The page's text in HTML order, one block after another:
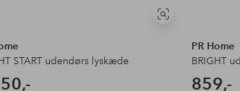
Se
START udendørs lyskæde
PR Home
BRIGHT
859,-